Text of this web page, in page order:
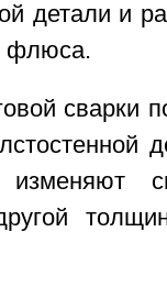
детали и
флюса.
сварки
изменяют